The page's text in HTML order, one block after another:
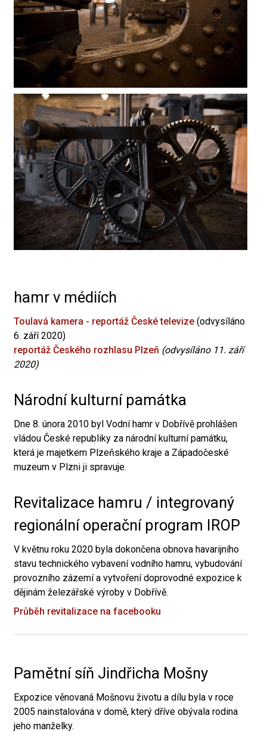
hamr v médiích
Toulavá kamera - reportáž České televize (odvysíláno
6. září 2020)
reportáž Českého rozhlasu Plzeň (odvysíláno 11. září
2020)
Národní kulturní památka
Dne 8. února 2010 byl Vodní hamr v Dobřívě prohlášen
vládou České republiky za národní kulturní památku,
která je majetkem Plzeňského kraje a Západočeské
muzeum v Plzni ji spravuje.
Revitalizace hamru / integrovaný
regionální operační program IROP
V květnu roku 2020 byla dokončena obnova havarijního
stavu technického vybavení vodního hamru, vybudování
provozního zázemí a vytvoření doprovodné expozice k
dějinám železářské výroby v Dobřívě.
Průběh revitalizace na facebooku
Pamětní síň Jindřicha Mošny
Expozice věnovaná Mošnovu životu a dílu byla v roce
2005 nainstalována v domě, který dříve obývala rodina
jeho manželky.